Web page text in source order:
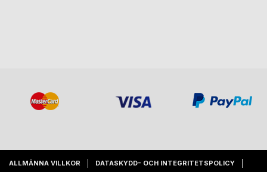
ALLMÄNNA VILLKOR DATASKYDD- OCH INTEGRITETSPOLICY